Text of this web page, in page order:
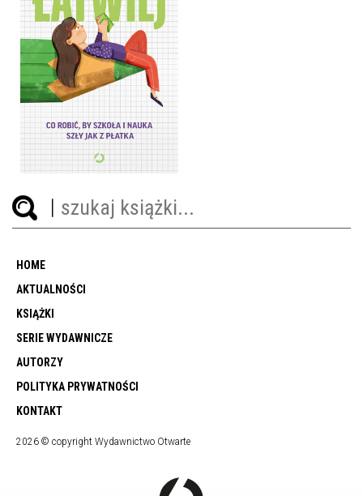
ŁATWIEJ. CO ROBIĆ, BY
SZKOŁA I NAUKA SZŁY
JAK Z PŁATKA
CAROLINE VON ST. ANGE
OPRAWA MIĘKKA
49,99 ZŁ
HOME
AKTUALNOŚCI
KSIĄŻKI
SERIE WYDAWNICZE
AUTORZY
POLITYKA PRYWATNOŚCI
KONTAKT
2026 © copyright Wydawnictwo Otwarte